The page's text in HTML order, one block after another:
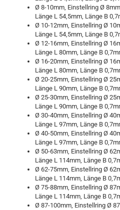
Ø 8-10mm, Einstellring Ø
Länge L 54,5mm, Länge B
Ø 10-12mm, Einstellring Ø
Länge L 54,5mm, Länge B
Ø 12-16mm, Einstellring Ø
Länge L 80mm, Länge B
Ø 16-20mm, Einstellring Ø
Länge L 80mm, Länge B
Ø 20-25mm, Einstellring Ø
Länge L 90mm, Länge B
Ø 25-30mm, Einstellring Ø
Länge L 90mm, Länge B
Ø 30-40mm, Einstellring Ø
Länge L 97mm, Länge B
Ø 40-50mm, Einstellring Ø
Länge L 97mm, Länge B
Ø 50-63mm, Einstellring Ø
Länge L 114mm, Länge B
Ø 62-75mm, Einstellring Ø
Länge L 114mm, Länge B
Ø 75-88mm, Einstellring Ø
Länge L 114mm, Länge B
Ø 87-100mm, Einstellring Ø